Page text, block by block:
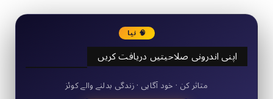
🧠 نیا
اپنی اندرونی صلاحیتیں دریافت کریں
50+ مختصر کوئز
متاثر کن · خود آگاہی · زندگی بدلنے والے کوئز